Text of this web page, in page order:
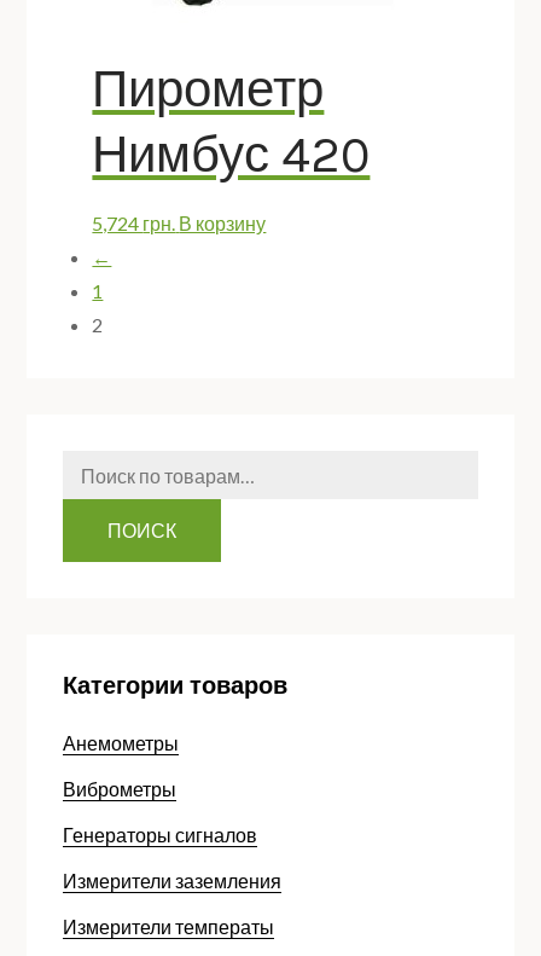
Пирометр
Нимбус 420
5,724 грн. В корзину
←
1
2
Искать:
ПОИСК
Категории товаров
Анемометры
Виброметры
Генераторы сигналов
Измерители заземления
Измерители температы